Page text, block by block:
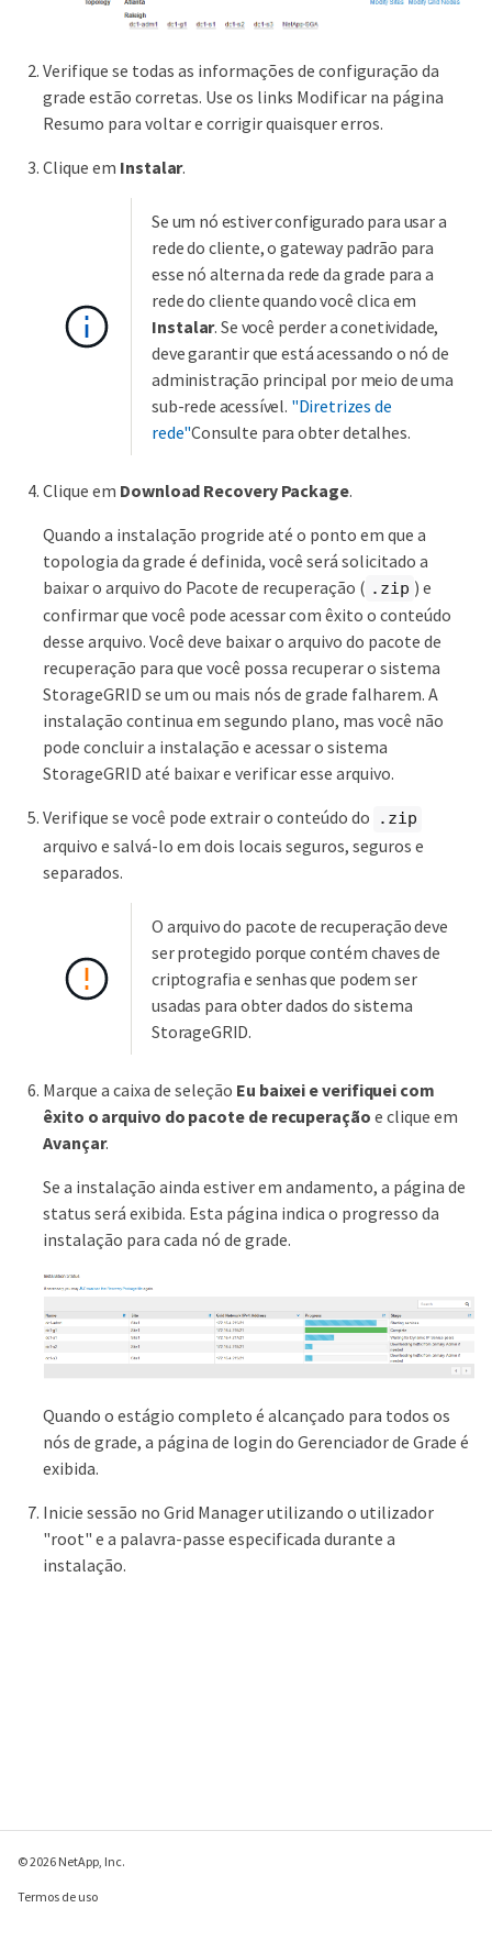
Verifique se todas as informações de configuração da
grade estão corretas. Use os links Modificar na página
Resumo para voltar e corrigir quaisquer erros.
Clique em Instalar.
Se um nó estiver configurado para usar a
rede do cliente, o gateway padrão para
esse nó alterna da rede da grade para a
rede do cliente quando você clica em
Instalar. Se você perder a conetividade,
deve garantir que está acessando o nó de
administração principal por meio de uma
sub-rede acessível. "Diretrizes de
rede"Consulte para obter detalhes.
Clique em Download Recovery Package.
Quando a instalação progride até o ponto em que a
topologia da grade é definida, você será solicitado a
baixar o arquivo do Pacote de recuperação ( .zip ) e
confirmar que você pode acessar com êxito o conteúdo
desse arquivo. Você deve baixar o arquivo do pacote de
recuperação para que você possa recuperar o sistema
StorageGRID se um ou mais nós de grade falharem. A
instalação continua em segundo plano, mas você não
pode concluir a instalação e acessar o sistema
StorageGRID até baixar e verificar esse arquivo.
Verifique se você pode extrair o conteúdo do
.zip
arquivo e salvá-lo em dois locais seguros, seguros e
separados.
O arquivo do pacote de recuperação deve
ser protegido porque contém chaves de
criptografia e senhas que podem ser
usadas para obter dados do sistema
StorageGRID.
Marque a caixa de seleção Eu baixei e verifiquei com
êxito o arquivo do pacote de recuperação e clique em
Avançar.
Se a instalação ainda estiver em andamento, a página de
status será exibida. Esta página indica o progresso da
instalação para cada nó de grade.
Quando o estágio completo é alcançado para todos os
nós de grade, a página de login do Gerenciador de Grade é
exibida.
Inicie sessão no Grid Manager utilizando o utilizador
"root" e a palavra-passe especificada durante a
instalação.
© 2026 NetApp, Inc.
Termos de uso